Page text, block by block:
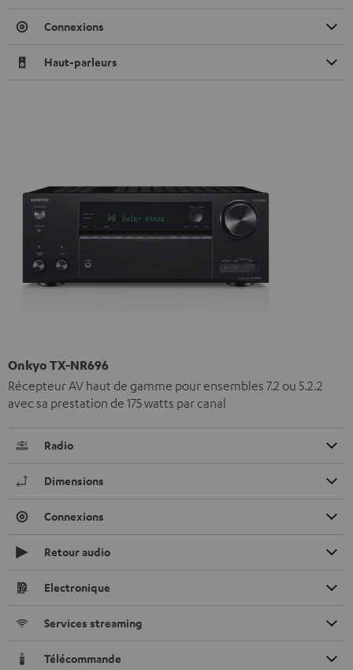
Connexions
Haut-parleurs
Onkyo TX-NR696
Récepteur AV haut de gamme pour ensembles 7.2 ou 5.2.2
avec sa prestation de 175 watts par canal
Radio
Dimensions
Connexions
Retour audio
Electronique
Services streaming
Télécommande